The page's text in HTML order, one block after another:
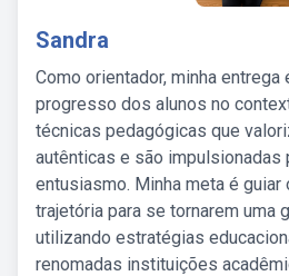
Sandra
Como orientador, minha entrega
progresso dos alunos no
técnicas pedagógicas que
autênticas e são impulsionadas
entusiasmo. Minha meta é
trajetória para se tornarem uma
utilizando estratégias
renomadas instituições